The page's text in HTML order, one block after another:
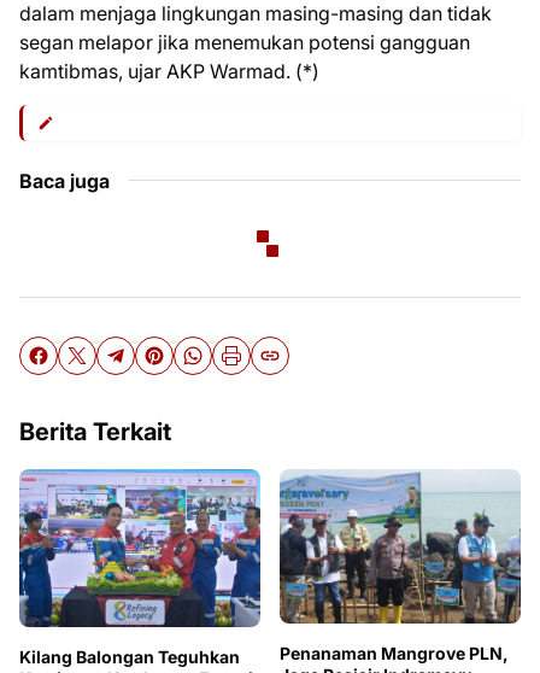
dalam menjaga lingkungan masing-masing dan tidak
segan melapor jika menemukan potensi gangguan
kamtibmas, ujar AKP Warmad. (*)
Baca juga
Berita Terkait
Kilang Balongan Teguhkan
Penanaman Mangrove PLN,